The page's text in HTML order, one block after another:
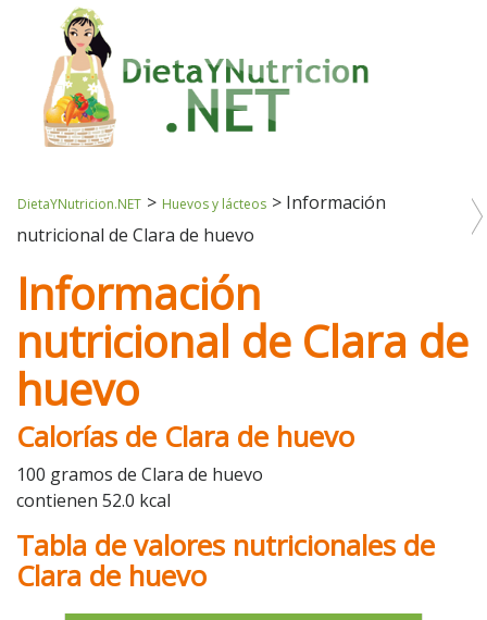
DietaYNutricion.NET > Huevos y lácteos > Información
nutricional de Clara de huevo
Información
nutricional de Clara de
huevo
Calorías de Clara de huevo
100 gramos de Clara de huevo
contienen 52.0 kcal
Tabla de valores nutricionales de
Clara de huevo